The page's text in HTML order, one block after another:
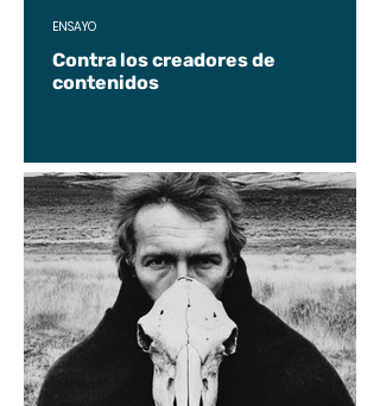
Contra los creadores de
contenidos
ENSAYO